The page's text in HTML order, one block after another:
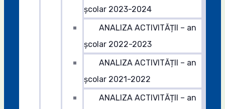
școlar 2023-2024
ANALIZA ACTIVITĂȚII – an
școlar 2022-2023
ANALIZA ACTIVITĂȚII – an
școlar 2021-2022
ANALIZA ACTIVITĂȚII – an